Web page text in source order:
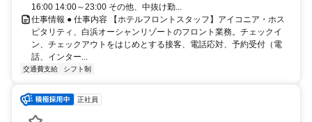
16:00 14:00～23:00 その他、中抜け勤...
仕事情報 ● 仕事内容 【ホテルフロントスタッフ】アイコニア・ホス
ピタリティ、白浜オーシャンリゾートのフロント業務。チェックイ
ン、チェックアウトをはじめとする接客、電話応対、予約受付（電
話、インター...
交通費支給 シフト制
正社員